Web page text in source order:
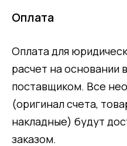
Оплата
Оплата для
расчет на основании
поставщиком. Все
(оригинал счета,
накладные) будут
заказом.